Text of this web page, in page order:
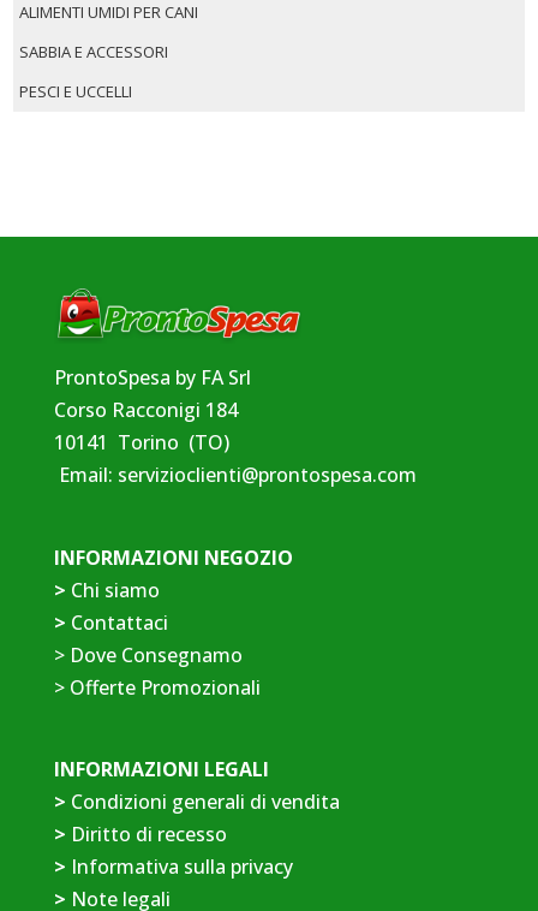
ALIMENTI UMIDI PER CANI
SABBIA E ACCESSORI
PESCI E UCCELLI
ProntoSpesa by FA Srl
Corso Racconigi 184
10141 Torino (TO)
Email: servizioclienti@prontospesa.com
INFORMAZIONI NEGOZIO
> Chi siamo
> Contattaci
> Dove Consegnamo
>Offerte Promozionali
INFORMAZIONI LEGALI
> Condizioni generali di vendita
> Diritto di recesso
> Informativa sulla privacy
> Note legali